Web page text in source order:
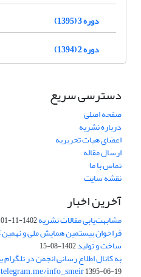
دوره 3 (1395)
دوره 2 (1394)
دسترسی سریع
صفحه اصلی
درباره نشریه
اعضای هیات تحریریه
ارسال مقاله
تماس با ما
نقشه سایت
آخرین اخبار
مشابهت‌یابی مقالات نشریه1402-11-01
فراخوان بیستمین همایش ملی و
ساخت و تولید1402-08-15
به کانال اطلاع رسانی انجمن در تلگرام
info_smeir1395-06-19